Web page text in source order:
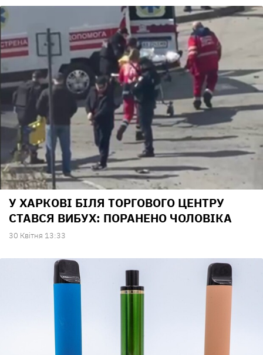
У ХАРКОВІ БІЛЯ ТОРГОВОГО ЦЕНТРУ
СТАВСЯ ВИБУХ: ПОРАНЕНО ЧОЛОВІКА
30 Квiтня 13:33